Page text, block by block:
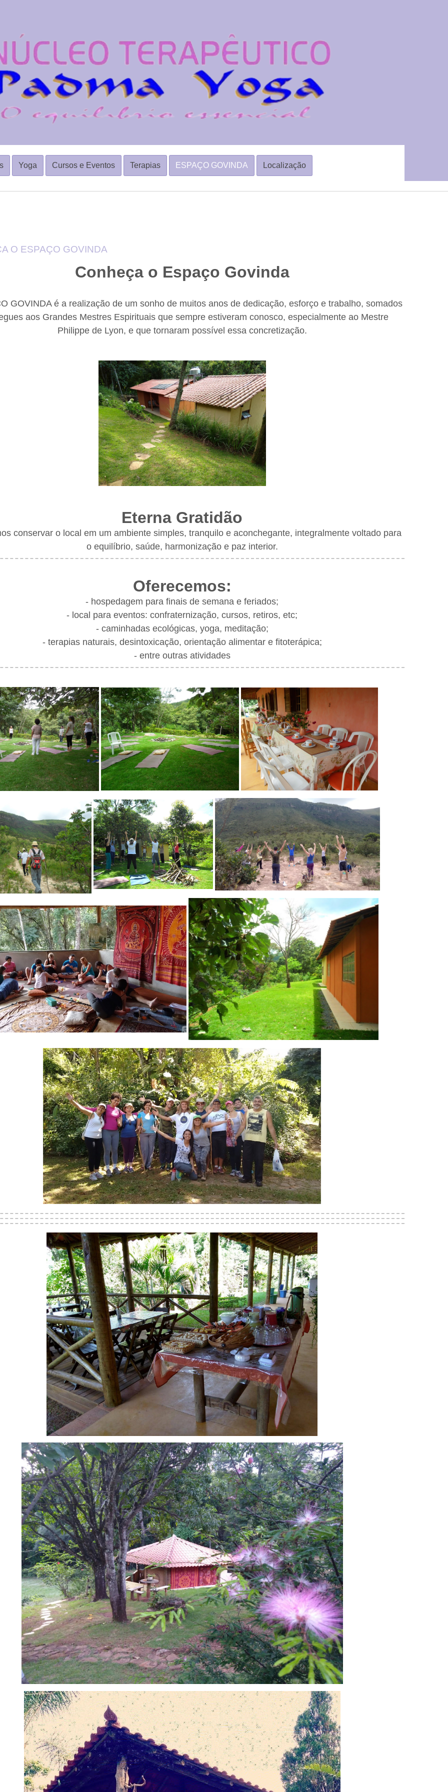
Yoga Cursos e Eventos Terapias ESPAÇO GOVINDA Localização
O ESPAÇO GOVINDA
Conheça o Espaço Govinda
GOVINDA é a realização de um sonho de muitos anos de dedicação, esforço e trabalho, somados
aos Grandes Mestres Espirituais que sempre estiveram conosco, especialmente ao Mestre
Philippe de Lyon, e que tornaram possível essa concretização.
Eterna Gratidão
conservar o local em um ambiente simples, tranquilo e aconchegante, integralmente voltado para
o equilíbrio, saúde, harmonização e paz interior.
Oferecemos:
- hospedagem para finais de semana e feriados;
- local para eventos: confraternização, cursos, retiros, etc;
- caminhadas ecológicas, yoga, meditação;
- terapias naturais, desintoxicação, orientação alimentar e fitoterápica;
- entre outras atividades